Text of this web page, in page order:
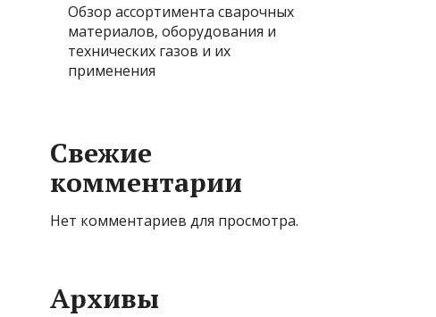
Обзор ассортимента сварочных
материалов, оборудования и
технических газов и их
применения
Свежие
комментарии
Нет комментариев для просмотра.
Архивы